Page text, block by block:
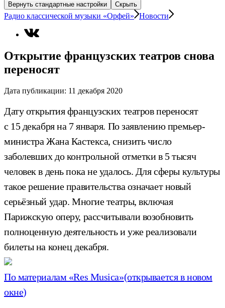
Вернуть стандартные настройки
Скрыть
Радио классической музыки «Орфей» Новости
Открытие французских театров снова
переносят
Дата публикации: 11 декабря 2020
Дату открытия французских театров переносят
с 15 декабря на 7 января. По заявлению премьер-
министра Жана Кастекса, снизить число
заболевших до контрольной отметки в 5 тысяч
человек в день пока не удалось. Для сферы культуры
такое решение правительства означает новый
серьёзный удар. Многие театры, включая
Парижскую оперу, рассчитывали возобновить
полноценную деятельность и уже реализовали
билеты на конец декабря.
По материалам «Res Musica»(открывается в новом
окне)